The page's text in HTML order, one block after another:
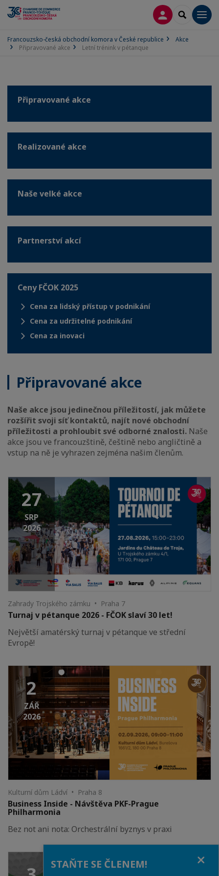
PŘIPOJIT SE
SEARCH
Francouzsko-česká obchodní komora v České republice
Akce
Připravované akce
Letní trénink v pétanque
Připravované akce
Realizované akce
Naše velké akce
Partnerství akcí
Ceny FČOK 2025
Cena za lidský přístup v podnikání
Cena za udržitelné podnikání
Cena za inovaci
Připravované akce
Naše akce jsou jedinečnou příležitostí, jak můžete
rozšířit svoji síť kontaktů, najít nové obchodní
příležitosti a prohloubit své odborné znalosti. Naše
akce jsou ve francouzštině, češtině nebo angličtině a
vstup na ně je vyhrazen zejména našim členům.
27
SRP
2026
Zahrady Trojského zámku • Praha 7
Turnaj v pétanque 2026 - FČOK slaví 30 let!
Největší amatérský turnaj v pétanque ve střední
Evropě!
2
ZÁŘ
2026
Kulturní dům Ládví • Praha 8
Business Inside - Návštěva PKF-Prague
Philharmonia
Bez not ani nota: Orchestrální byznys v praxi
STAŇTE SE ČLENEM!